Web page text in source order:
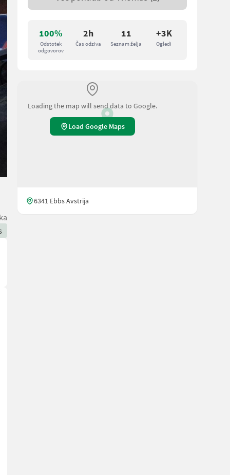
100%
Odstotek
odgovorov
2h
Čas odziva
11
Seznam želja
+3K
Ogledi
Loading the map will send data to Google.
Load Google Maps
6341 Ebbs Avstrija